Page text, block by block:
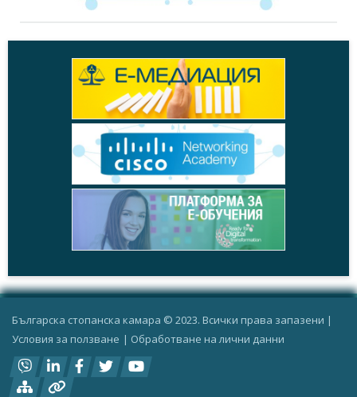
Българска стопанска камара © 2023. Всички права запазени |
Условия за ползване | Oбработване на лични данни